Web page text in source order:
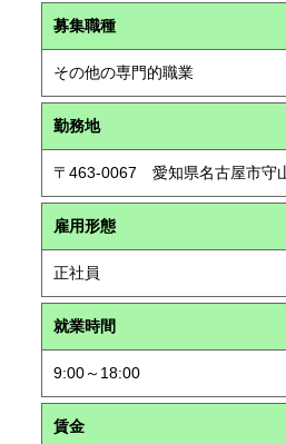
募集職種
その他の専門的職業
勤務地
〒463-0067 愛知県名古屋市守
雇用形態
正社員
就業時間
9:00～18:00
賃金